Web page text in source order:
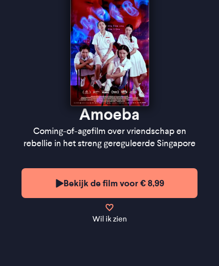
Amoeba
Coming-of-agefilm over vriendschap en
rebellie in het streng gereguleerde Singapore
Bekijk de film voor € 8,99
Wil ik zien